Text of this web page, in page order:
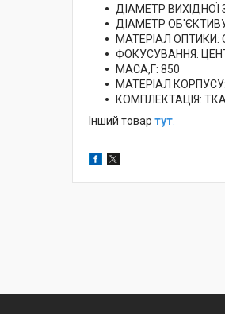
ДІАМЕТР ВИХІДНОЇ
ДІАМЕТР
МАТЕРІАЛ ОПТИКИ:
ФОКУСУВАННЯ:
МАСА,Г: 850
МАТЕРІАЛ
КОМПЛЕКТАЦІЯ:
Інший товар тут